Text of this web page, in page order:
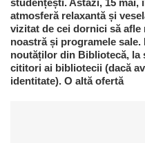
studențești. Astăzi, 15
atmosferă relaxantă și
vizitat de cei dornici să
noastră și programele
noutăților din Bibliotecă, la
cititori ai bibliotecii (dacă
identitate). O altă ofertă